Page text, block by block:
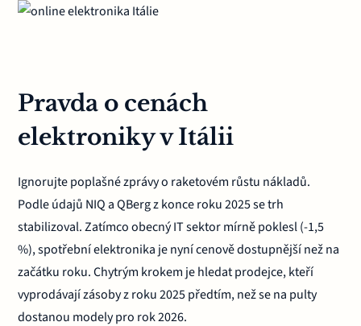
Pravda o cenách
elektroniky v Itálii
Ignorujte poplašné zprávy o raketovém růstu nákladů.
Podle údajů NIQ a QBerg z konce roku 2025 se trh
stabilizoval. Zatímco obecný IT sektor mírně poklesl (-1,5
%), spotřební elektronika je nyní cenově dostupnější než na
začátku roku. Chytrým krokem je hledat prodejce, kteří
vyprodávají zásoby z roku 2025 předtím, než se na pulty
dostanou modely pro rok 2026.